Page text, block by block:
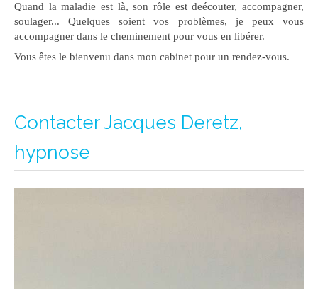
Quand la maladie est là, son rôle est deécouter, accompagner,
soulager... Quelques soient vos problèmes, je peux vous
accompagner dans le cheminement pour vous en libérer.
Vous êtes le bienvenu dans mon cabinet pour un rendez-vous.
Contacter Jacques Deretz,
hypnose